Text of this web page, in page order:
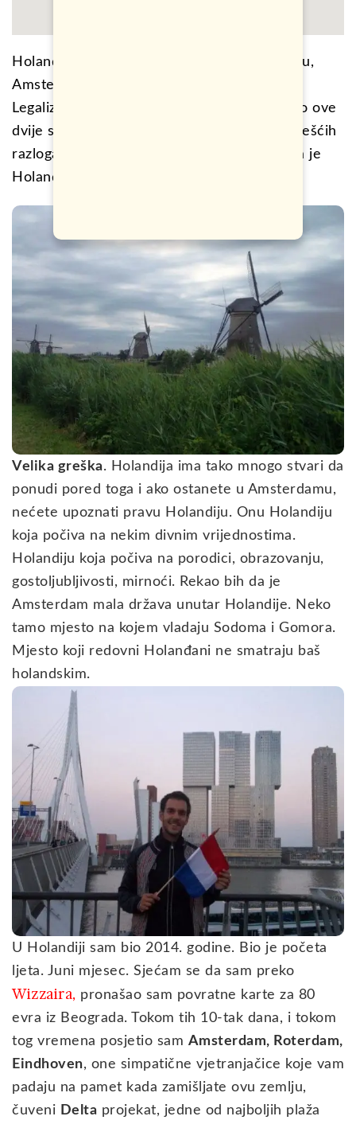
Holandija je zemlja poznata po jednom gradu,
Amsterdamu. Poznata je i po jednoj stvari.
Legalizovanoj prostituciji i drogi. Ako spojimo ove
dvije stvari zajedno, dobijemo jedan od najčešćih
razloga posjete ove sjeverne zemlje. Jer, šta je
Holandija bez Amsterdama?
Velika greška. Holandija ima tako mnogo stvari da
ponudi pored toga i ako ostanete u Amsterdamu,
nećete upoznati pravu Holandiju. Onu Holandiju
koja počiva na nekim divnim vrijednostima.
Holandiju koja počiva na porodici, obrazovanju,
gostoljubljivosti, mirnoći. Rekao bih da je
Amsterdam mala država unutar Holandije. Neko
tamo mjesto na kojem vladaju Sodoma i Gomora.
Mjesto koji redovni Holanđani ne smatraju baš
holandskim.
U Holandiji sam bio 2014. godine. Bio je početa
ljeta. Juni mjesec. Sjećam se da sam preko
Wizzaira, pronašao sam povratne karte za 80
evra iz Beograda. Tokom tih 10-tak dana, i tokom
tog vremena posjetio sam Amsterdam, Roterdam,
Eindhoven, one simpatične vjetranjačice koje vam
padaju na pamet kada zamišljate ovu zemlju,
čuveni Delta projekat, jedne od najboljih plaža